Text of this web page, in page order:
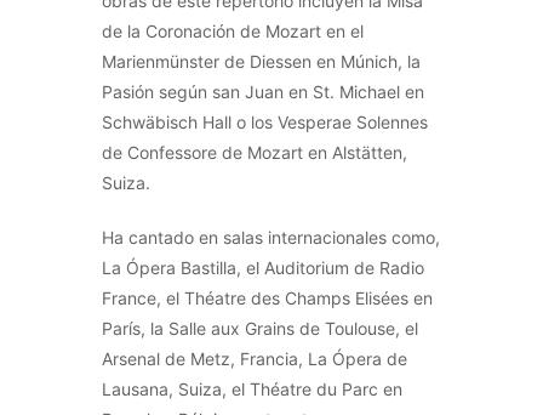
de la Coronación de Mozart en el
Marienmünster de Diessen en Múnich, la
Pasión según san Juan en St. Michael en
Schwäbisch Hall o los Vesperae Solennes
de Confessore de Mozart en Alstätten,
Suiza.
Ha cantado en salas internacionales como,
La Ópera Bastilla, el Auditorium de Radio
France, el Théatre des Champs Elisées en
París, la Salle aux Grains de Toulouse, el
Arsenal de Metz, Francia, La Ópera de
Lausana, Suiza, el Théatre du Parc en